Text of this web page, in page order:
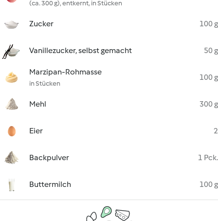
(ca. 300 g), entkernt, in Stücken
Zucker 100 g
Vanillezucker, selbst gemacht 50 g
Marzipan-Rohmasse
in Stücken
100 g
Mehl 300 g
Eier 2
Backpulver 1 Pck.
Buttermilch 100 g